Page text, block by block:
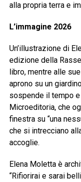
alla propria terra e
L’immagine 2026
Un’illustrazione di
edizione della
libro, mentre alle
aprono su un
sospende il tempo
Microeditoria, che
finestra su “una
che si intrecciano
accoglie.
Elena Moletta è
“Rifiorirai e sarai